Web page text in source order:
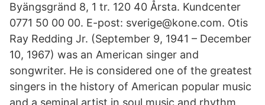
Byängsgränd 8, 1 tr. 120 40 Årsta. Kundcenter
0771 50 00 00. E-post: sverige@kone.com. Otis
Ray Redding Jr. (September 9, 1941 – December
10, 1967) was an American singer and
songwriter. He is considered one of the greatest
singers in the history of American popular music
and a seminal artist in soul music and rhythm